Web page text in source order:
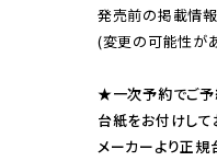
発売前の掲載情報
(変更の可能性が
★一次予約でご予
台紙をお付けして
メーカーより正規